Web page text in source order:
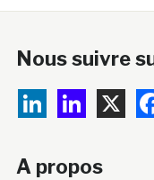
Nous suivre
A propos